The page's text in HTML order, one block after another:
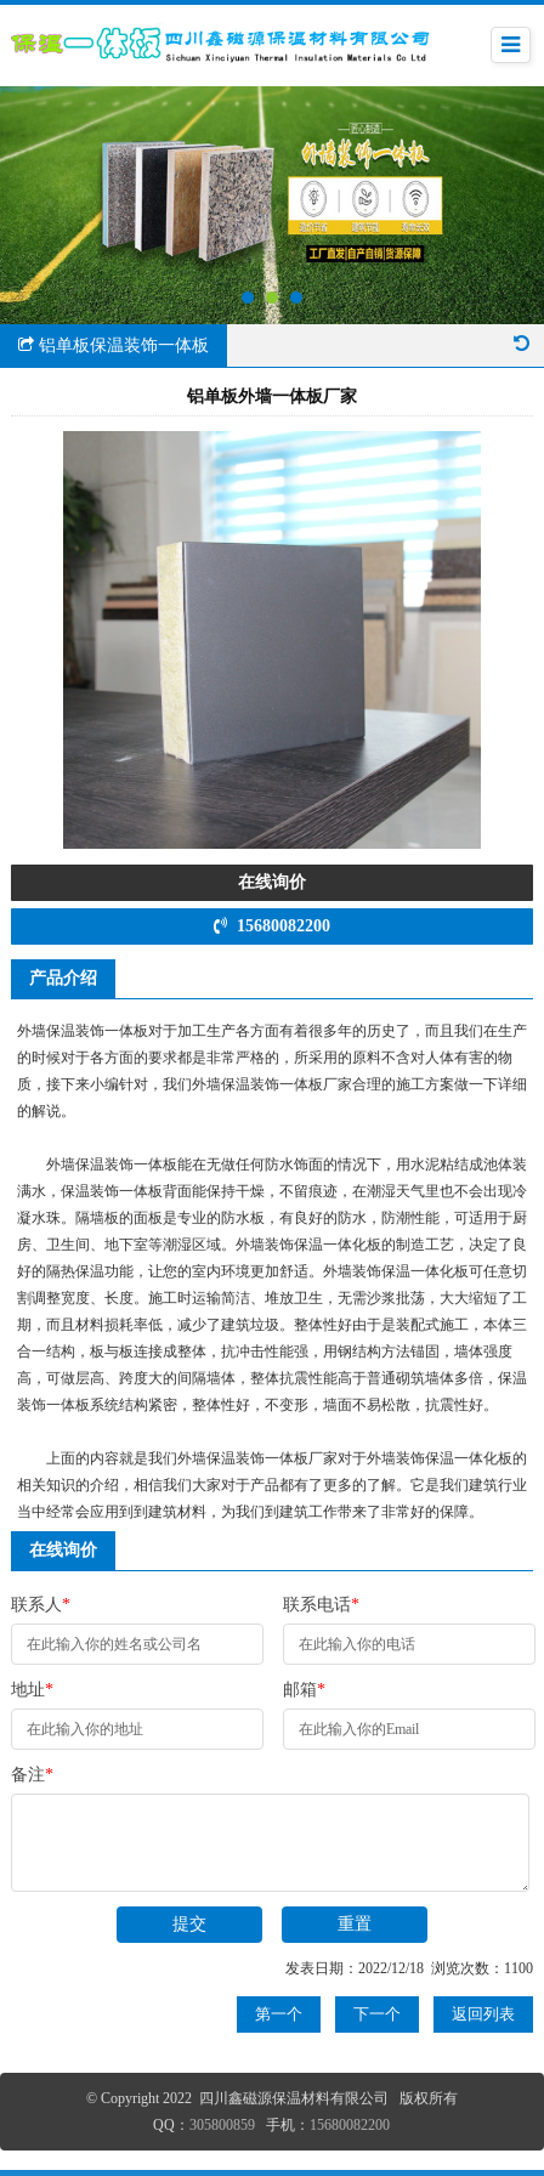
铝单板保温装饰一体板
铝单板外墙一体板厂家
在线询价
15680082200
产品介绍
外墙保温装饰一体板对于加工生产各方面有着很多年的历史了，而且我们在生产
的时候对于各方面的要求都是非常严格的，所采用的原料不含对人体有害的物
质，接下来小编针对，我们外墙保温装饰一体板厂家合理的施工方案做一下详细
的解说。
外墙保温装饰一体板能在无做任何防水饰面的情况下，用水泥粘结成池体装
满水，保温装饰一体板背面能保持干燥，不留痕迹，在潮湿天气里也不会出现冷
凝水珠。隔墙板的面板是专业的防水板，有良好的防水，防潮性能，可适用于厨
房、卫生间、地下室等潮湿区域。外墙装饰保温一体化板的制造工艺，决定了良
好的隔热保温功能，让您的室内环境更加舒适。外墙装饰保温一体化板可任意切
割调整宽度、长度。施工时运输简洁、堆放卫生，无需沙浆批荡，大大缩短了工
期，而且材料损耗率低，减少了建筑垃圾。整体性好由于是装配式施工，本体三
合一结构，板与板连接成整体，抗冲击性能强，用钢结构方法锚固，墙体强度
高，可做层高、跨度大的间隔墙体，整体抗震性能高于普通砌筑墙体多倍，保温
装饰一体板系统结构紧密，整体性好，不变形，墙面不易松散，抗震性好。
上面的内容就是我们外墙保温装饰一体板厂家对于外墙装饰保温一体化板的
相关知识的介绍，相信我们大家对于产品都有了更多的了解。它是我们建筑行业
当中经常会应用到到建筑材料，为我们到建筑工作带来了非常好的保障。
在线询价
联系人* 联系电话*
地址* 邮箱*
备注*
发表日期：2022/12/18 浏览次数：1100
第一个 下一个 返回列表
© Copyright 2022 四川鑫磁源保温材料有限公司 版权所有
QQ：305800859 手机： 15680082200